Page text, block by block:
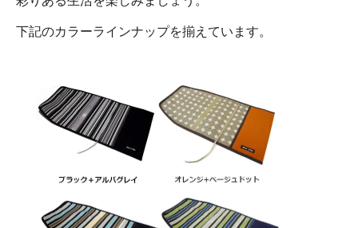
下記のカラーラインナップを揃えています。